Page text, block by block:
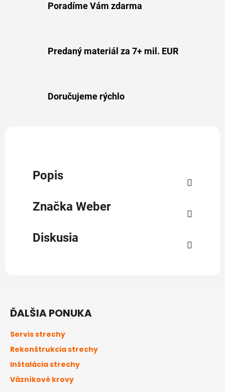
Poradíme Vám zdarma
Predaný materiál za 7+ mil. EUR
Doručujeme rýchlo
Popis
Značka Weber
Diskusia
ĎALŠIA PONUKA
Servis strechy
Rekonštrukcia strechy
Inštalácia strechy
Väzníkové krovy